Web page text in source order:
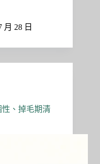
月 28 日
性、掉毛期清